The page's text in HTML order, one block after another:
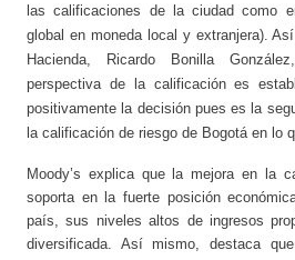
las calificaciones de la ciudad como
global en moneda local y extranjera).
Hacienda, Ricardo Bonilla
perspectiva de la calificación es
positivamente la decisión pues es la
la calificación de riesgo de Bogotá en lo
Moody’s explica que la mejora en la
soporta en la fuerte posición
país, sus niveles altos de ingresos
diversificada. Así mismo, destaca